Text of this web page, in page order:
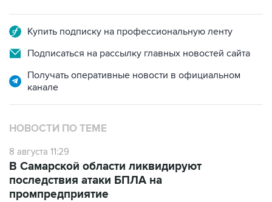
Купить подписку на профессиональную ленту
Подписаться на рассылку главных новостей сайта
Получать оперативные новости в официальном
канале
НОВОСТИ ПО ТЕМЕ
8 августа 11:29
В Самарской области ликвидируют
последствия атаки БПЛА на
промпредприятие